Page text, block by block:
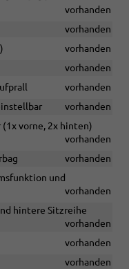
vorhanden
vorhanden
vorhanden
vorhanden
vorhanden
vorhanden
vorne, 2x hinten)
vorhanden
vorhanden
und
vorhanden
hintere Sitzreihe
vorhanden
vorhanden
vorhanden